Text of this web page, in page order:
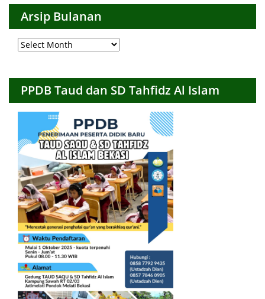
Arsip Bulanan
Arsip
Bulanan
PPDB Taud dan SD Tahfidz Al Islam